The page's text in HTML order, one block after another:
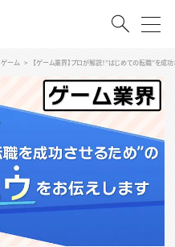
会員登録
ゲーム 【ゲーム業界】プロが解説！”はじめての転職”を成